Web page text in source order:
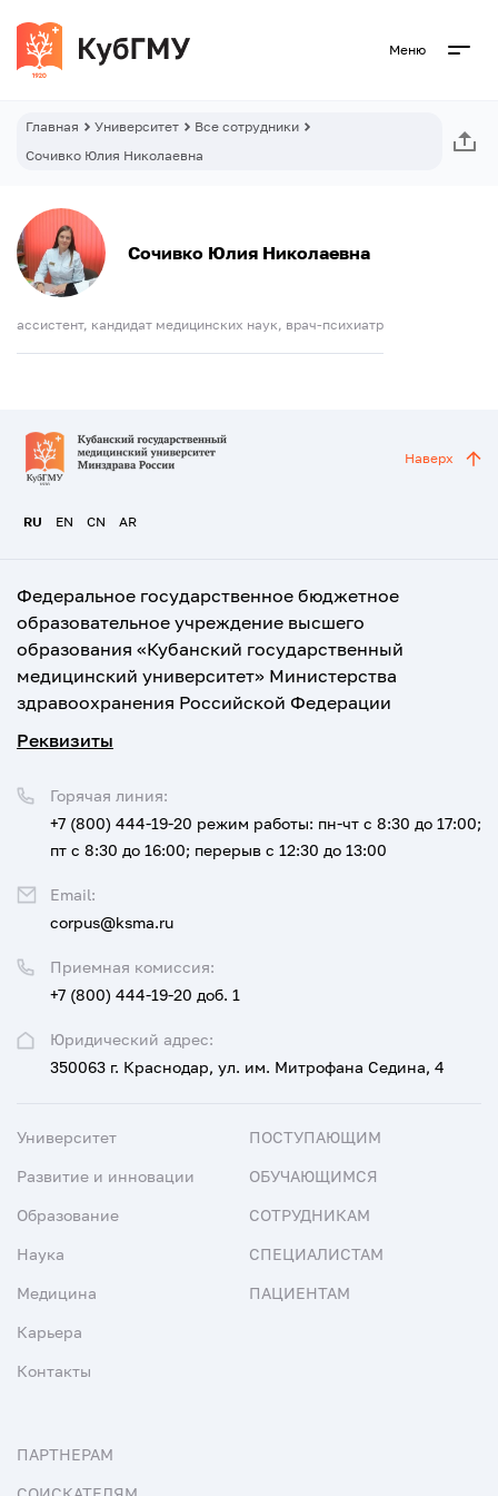
Меню
Главная Университет
Все сотрудники
Сочивко Юлия Николаевна
Сочивко Юлия Николаевна
ассистент, кандидат медицинских наук, врач-психиатр
RU EN CN AR
Наверх
Федеральное государственное бюджетное
образовательное учреждение высшего
образования «Кубанский государственный
медицинский университет» Министерства
здравоохранения Российской Федерации
Реквизиты
Юридический адрес:
350063 г. Краснодар, ул. им. Митрофана Седина, 4
Приемная комиссия:
+7 (800) 444-19-20 доб. 1
Горячая линия:
+7 (800) 444-19-20 режим работы: пн-чт с 8:30 до 17:00;
пт с 8:30 до 16:00; перерыв с 12:30 до 13:00
Email:
corpus@ksma.ru
Университет
Развитие и инновации
Образование
Наука
Медицина
Карьера
Контакты
ПОСТУПАЮЩИМ
ОБУЧАЮЩИМСЯ
СОТРУДНИКАМ
СПЕЦИАЛИСТАМ
ПАЦИЕНТАМ
ПАРТНЕРАМ